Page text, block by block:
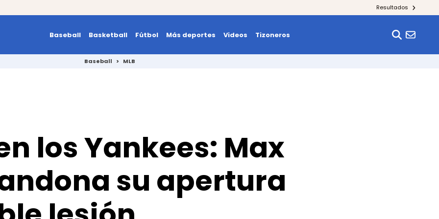
Resultados
Baseball Basketball Fútbol Más deportes Videos Tizoneros
Baseball > MLB
los Yankees: Max
su apertura